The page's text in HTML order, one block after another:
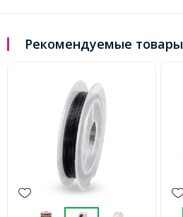
Рекомендуемые товары